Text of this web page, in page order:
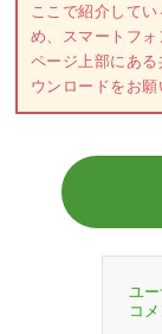
ここで紹介して
め、スマートフォ
ページ上部にあ
ウンロードをお願
ユ
コメ